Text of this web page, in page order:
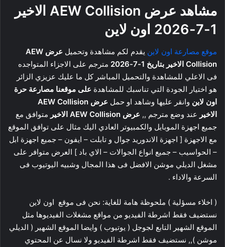
مشاهد عرض AEW Collision الاخير
1-7-2026
اون لاين
موقع مصارعة اون لاين يقدم لكم مشاهدة وتحميل
عرض AEW
Collision الاخير
بتاريخ 1-7-2026
مترجم على الاجزاء المتواجده
فى الاعلي للمشاهدة والتحميل المباشر كل ما عليك عزيزي الزائر
هو اختيار الجودة التي تناسبك للمشاهدة على موقعنا مصارعة حرة
اون لاين وانقر عليها وشاهد او حمل
عرض AEW Collision
الاخير عند وضع مترجم ,, عرض AEW Collision الاخير
متوافق مع
جميع اجهزة الموبايل والكمبيوتر العادي اليك مثال على توافق الموقع
مع الاجهزة [ اجهزة الاندوريد جوال و تابلت – ايفون – جميع اجهزة ابل
– الحواسيب – جميع انواع الجوالات – الاي باد ] العرض متوافر على
مشغل الديلي موشن الافضل فى هذا المجال وشبيه اليوتيوب فى
السرعة والاداء .
( اخلاء مسؤلية ) ملحوظة هامة للغاية: نحن فى موقع اون لاين
نستضيف فقط اشرطة الفيديو من مواقع مشغلات الفيديوها مثل
الموقع الشهير التابع لجوجل ( يوتيوب ) وايضا الموقع الشهير ( الديلي
موشن ),, نستضيف فقط اشرطة الفيديو ولا نسال عن المحتوي